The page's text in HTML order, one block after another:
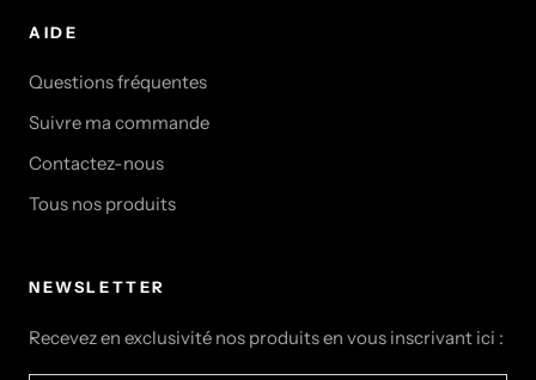
AIDE
Questions fréquentes
Suivre ma commande
Contactez-nous
Tous nos produits
NEWSLETTER
Recevez en exclusivité nos produits en vous inscrivant ici :